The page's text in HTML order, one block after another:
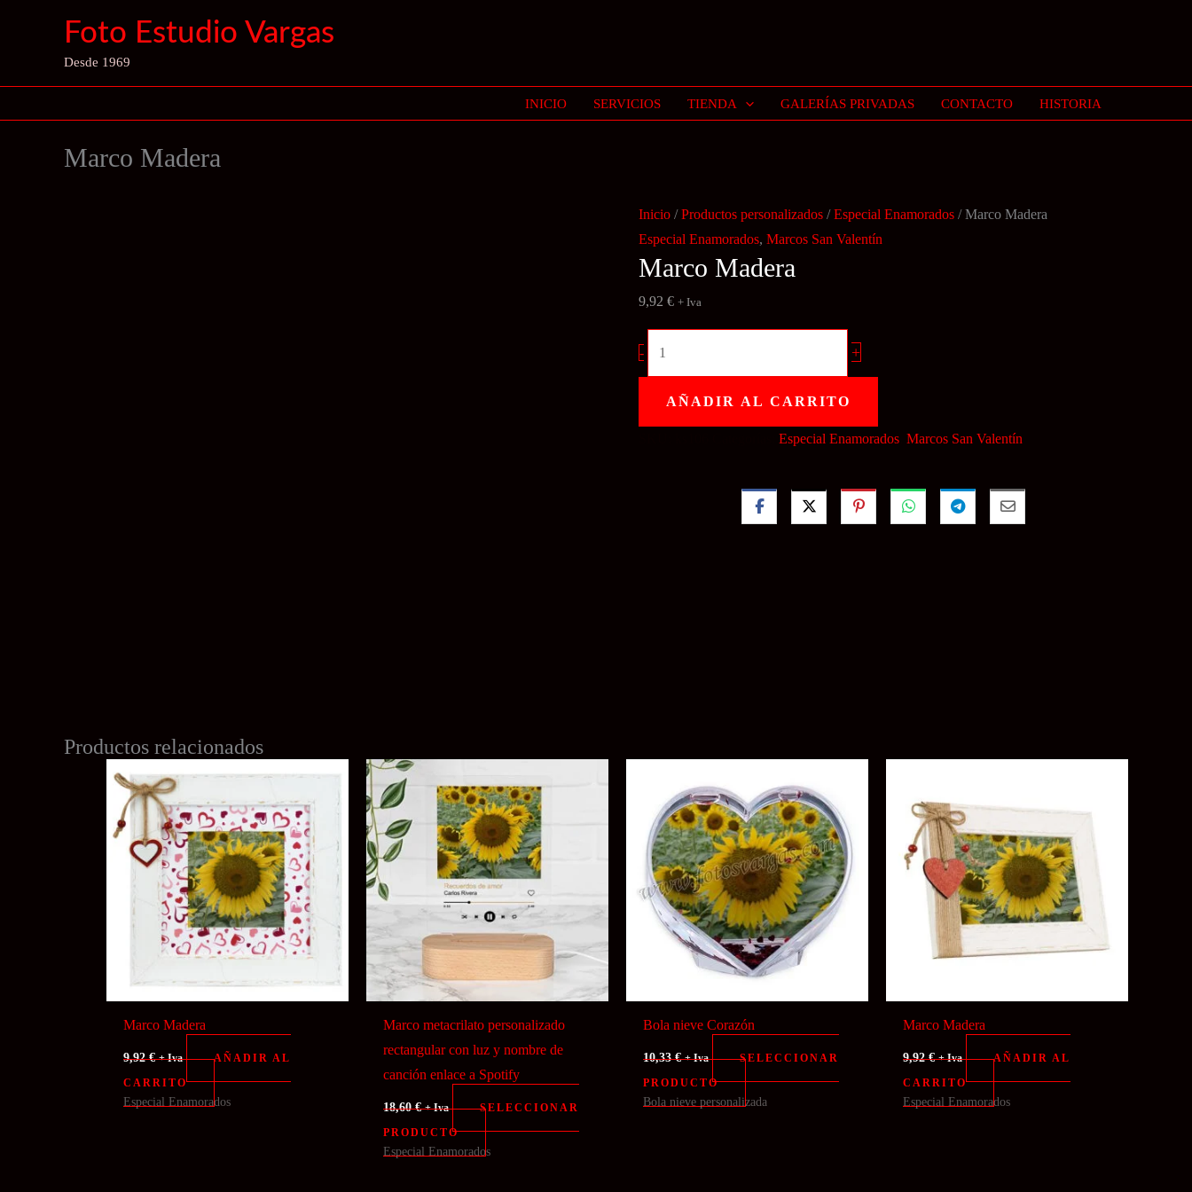
Foto Estudio Vargas
Desde 1969
INICIO SERVICIOS TIENDA GALERÍAS PRIVADAS CONTACTO HISTORIA
Marco Madera
Inicio /Productos personalizados /Especial Enamorados / Marco Madera
Especial Enamorados, Marcos San Valentín
Marco Madera
9,92 € + Iva
- +
AÑADIR AL CARRITO
Especial Enamorados Marcos San Valentín
Productos relacionados
Marco Madera
9,92€ + Iva
AÑADIR AL
CARRITO
Especial Enamorados
Marco metacrilato personalizado
rectangular con luz y nombre de
canción enlace a Spotify
18,60€ + Iva
SELECCIONAR
PRODUCTO
Especial Enamorados
Bola nieve Corazón
10,33€ + Iva
SELECCIONAR
PRODUCTO
Bola nieve personalizada
Marco Madera
9,92€ + Iva
AÑADIR AL
CARRITO
Especial Enamorados